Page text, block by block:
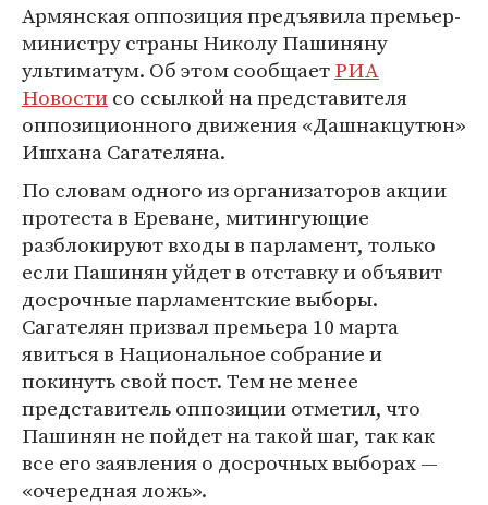
Армянская оппозиция предъявила премьер-
министру страны Николу Пашиняну
ультиматум. Об этом сообщаетРИА
Новостисо ссылкой на представителя
оппозиционного движения «Дашнакцутюн»
Ишхана Сагателяна.
По словам одного из организаторов акции
протеста в Ереване, митингующие
разблокируют входы в парламент, только
если Пашинян уйдет в отставку и объявит
досрочные парламентские выборы.
Сагателян призвал премьера 10 марта
явиться в Национальное собрание и
покинуть свой пост. Тем не менее
представитель оппозиции отметил, что
Пашинян не пойдет на такой шаг, так как
все его заявления о досрочных выборах —
«очередная ложь».